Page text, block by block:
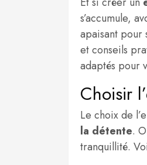
s’accumule,
apaisant pour
et conseils
adaptés pour
Choisir
Le choix de
la détente.
tranquillité.